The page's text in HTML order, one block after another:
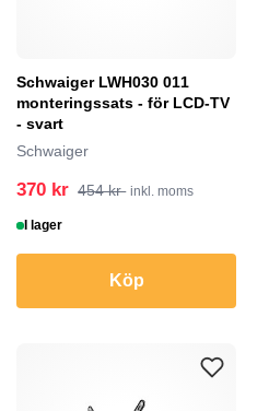
Schwaiger LWH030 011
monteringssats - för LCD-TV
- svart
Schwaiger
370 kr 454 kr inkl. moms
I lager
Köp